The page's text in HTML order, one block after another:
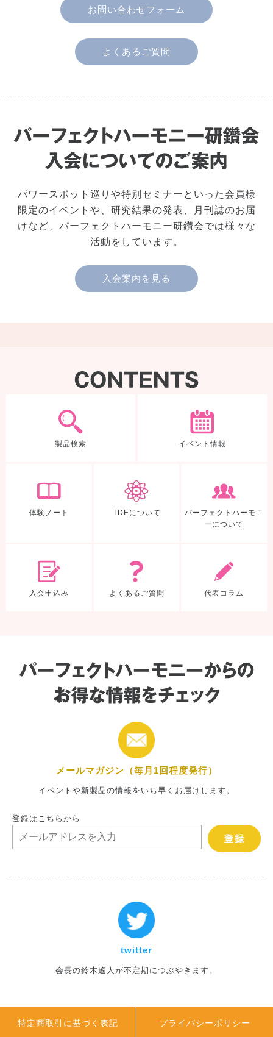
お問い合わせフォーム
よくあるご質問
パワースポット巡りや特別セミナーといった会員様
限定のイベントや、研究結果の発表、月刊誌のお届
けなど、パーフェクトハーモニー研鑽会では様々な
活動をしています。
入会案内を見る
製品検索 イベント情報
体験ノート TDEについて
パーフェクトハーモニ
ーについて
入会申込み よくあるご質問 代表コラム
メールマガジン（毎月1回程度発行）
イベントや新製品の情報をいち早くお届けします。
登録はこちらから
twitter
会長の鈴木遙人が不定期につぶやきます。
特定商取引に基づく表記 プライバシーポリシー